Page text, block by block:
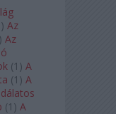
) Az
) Az
(1 ) A
(1 ) A
(1 ) A